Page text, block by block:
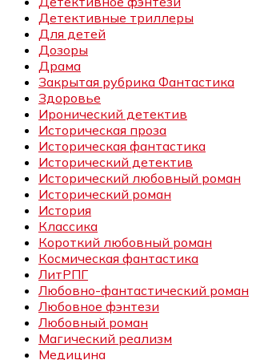
Детективные триллеры
Для детей
Дозоры
Драма
Закрытая рубрика Фантастика
Здоровье
Иронический детектив
Историческая проза
Историческая фантастика
Исторический детектив
Исторический любовный роман
Исторический роман
История
Классика
Короткий любовный роман
Космическая фантастика
ЛитРПГ
Любовно-фантастический роман
Любовное фэнтези
Любовный роман
Магический реализм
Медицина